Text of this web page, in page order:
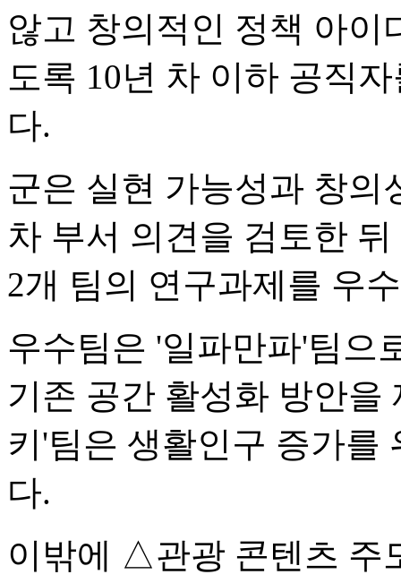
않고 창의적인 정책 아이
도록 10년 차 이하 공직
다.
군은 실현 가능성과 창의
차 부서 의견을 검토한
2개 팀의 연구과제를 우
우수팀은 '일파만파'팀으
기존 공간 활성화 방안을
키'팀은 생활인구 증가를
다.
이밖에 △관광 콘텐츠 주